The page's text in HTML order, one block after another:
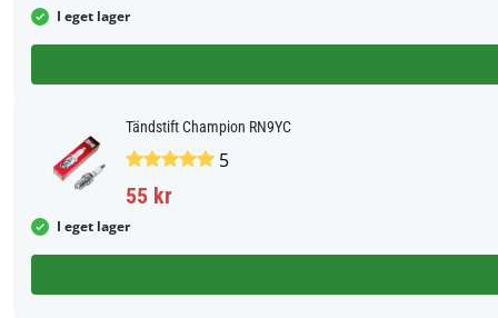
I eget lager
Tändstift Champion RN9YC
5
55 kr
I eget lager